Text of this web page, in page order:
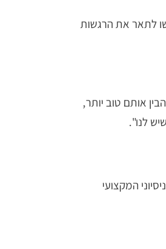
לתאר את הרגשות
אותם טוב יותר,
לנו".
המקצועי